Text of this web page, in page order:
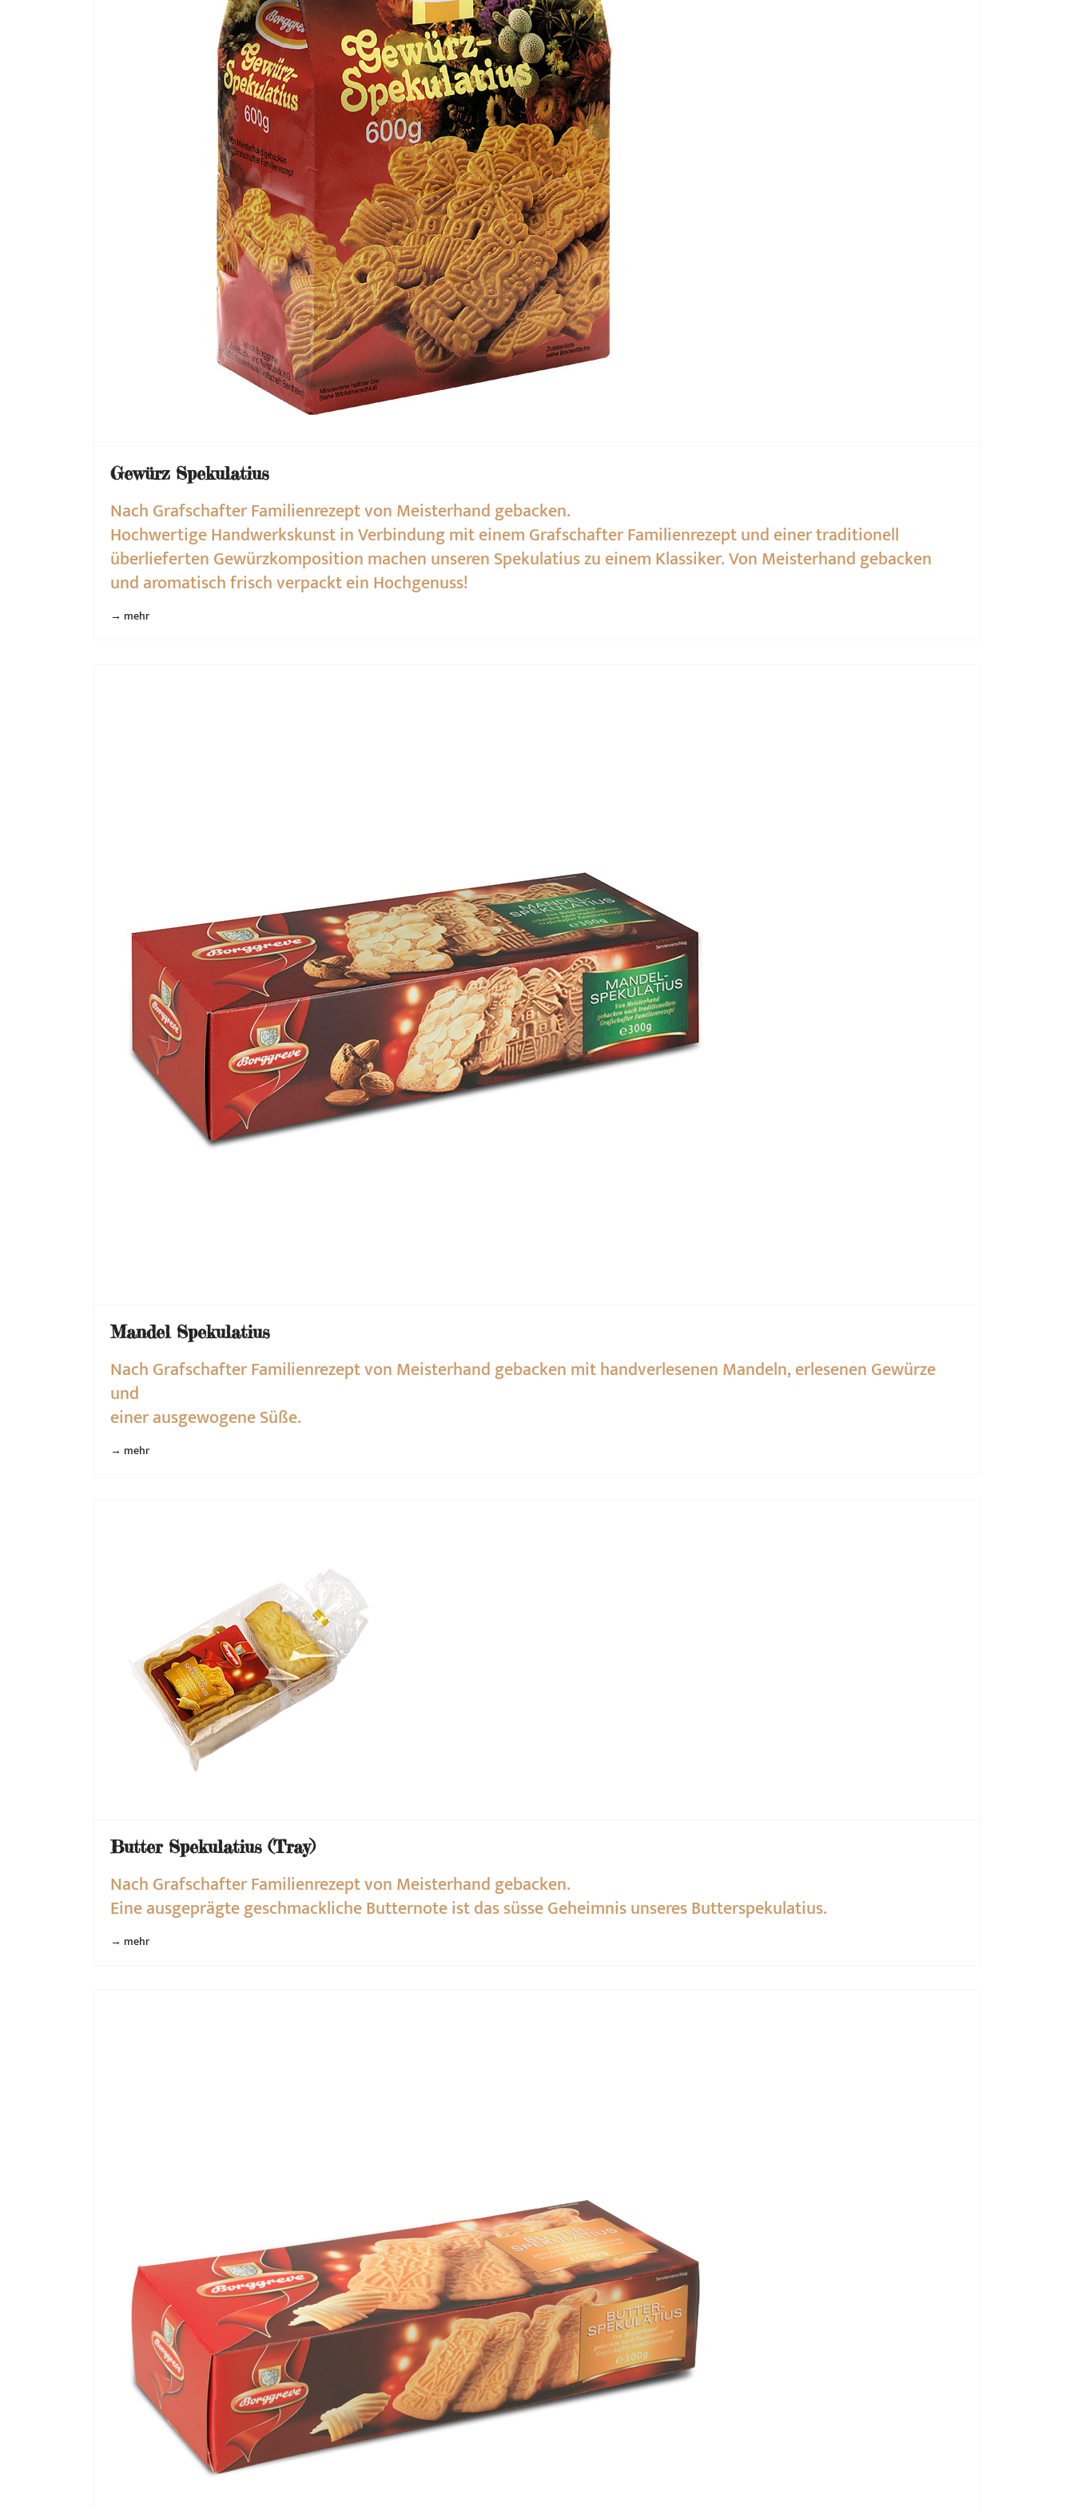
Gewürz Spekulatius
Nach Grafschafter Familienrezept von Meisterhand gebacken.
Hochwertige Handwerkskunst in Verbindung mit einem Grafschafter Familienrezept und einer traditionell
überlieferten Gewürzkomposition machen unseren Spekulatius zu einem Klassiker. Von Meisterhand gebacken
und aromatisch frisch verpackt ein Hochgenuss!
→ mehr
Mandel Spekulatius
Nach Grafschafter Familienrezept von Meisterhand gebacken mit handverlesenen Mandeln, erlesenen Gewürze
und
einer ausgewogene Süße.
→ mehr
Butter Spekulatius (Tray)
Nach Grafschafter Familienrezept von Meisterhand gebacken.
Eine ausgeprägte geschmackliche Butternote ist das süsse Geheimnis unseres Butterspekulatius.
→ mehr